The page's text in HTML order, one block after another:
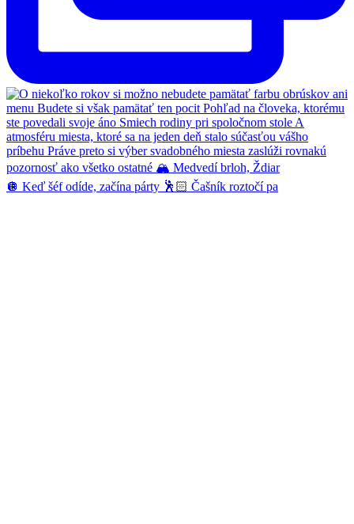
🪩 Keď šéf odíde, začína párty 🕺🏻 Čašník roztočí pa